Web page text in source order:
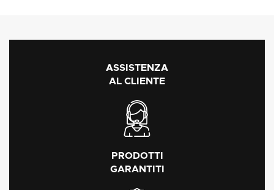
ASSISTENZA
AL CLIENTE
PRODOTTI
GARANTITI